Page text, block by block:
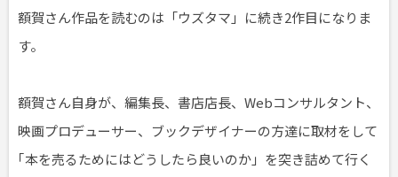
額賀さん作品を読むのは「ウズタマ」に続き2作目になりま
す。
額賀さん自身が、編集長、書店店長、Webコンサルタント、
映画プロデューサー、ブックデザイナーの方達に取材をして
｢本を売るためにはどうしたら良いのか」を突き詰めて行く